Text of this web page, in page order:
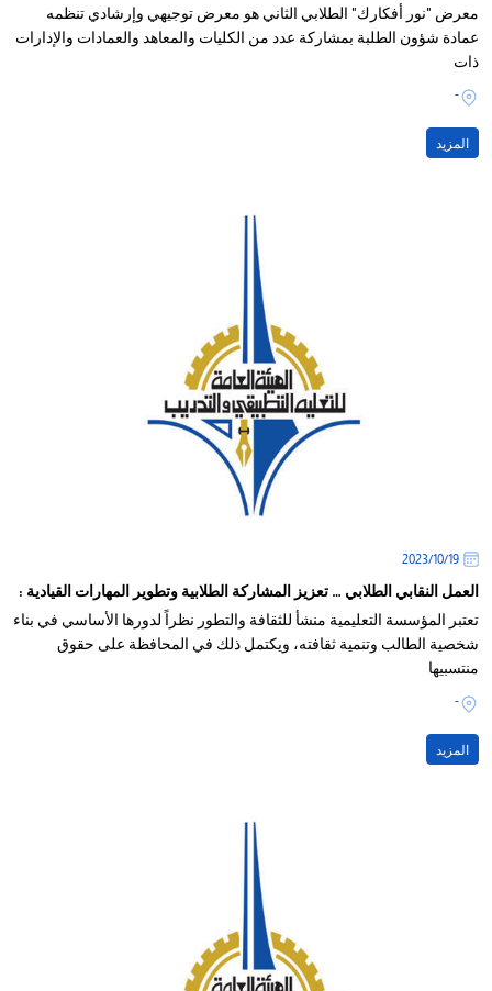
معرض "نور أفكارك" الطلابي الثاني هو معرض توجيهي وإرشادي تنظمه
عمادة شؤون الطلبة بمشاركة عدد من الكليات والمعاهد والعمادات والإدارات
ذات
-
المزيد
19‏/10‏/2023
العمل النقابي الطلابي … تعزيز المشاركة الطلابية وتطوير المهارات القيادية :
تعتبر المؤسسة التعليمية منشأ للثقافة والتطور نظراً لدورها الأساسي في بناء
شخصية الطالب وتنمية ثقافته، ويكتمل ذلك في المحافظة على حقوق
منتسبيها
-
المزيد